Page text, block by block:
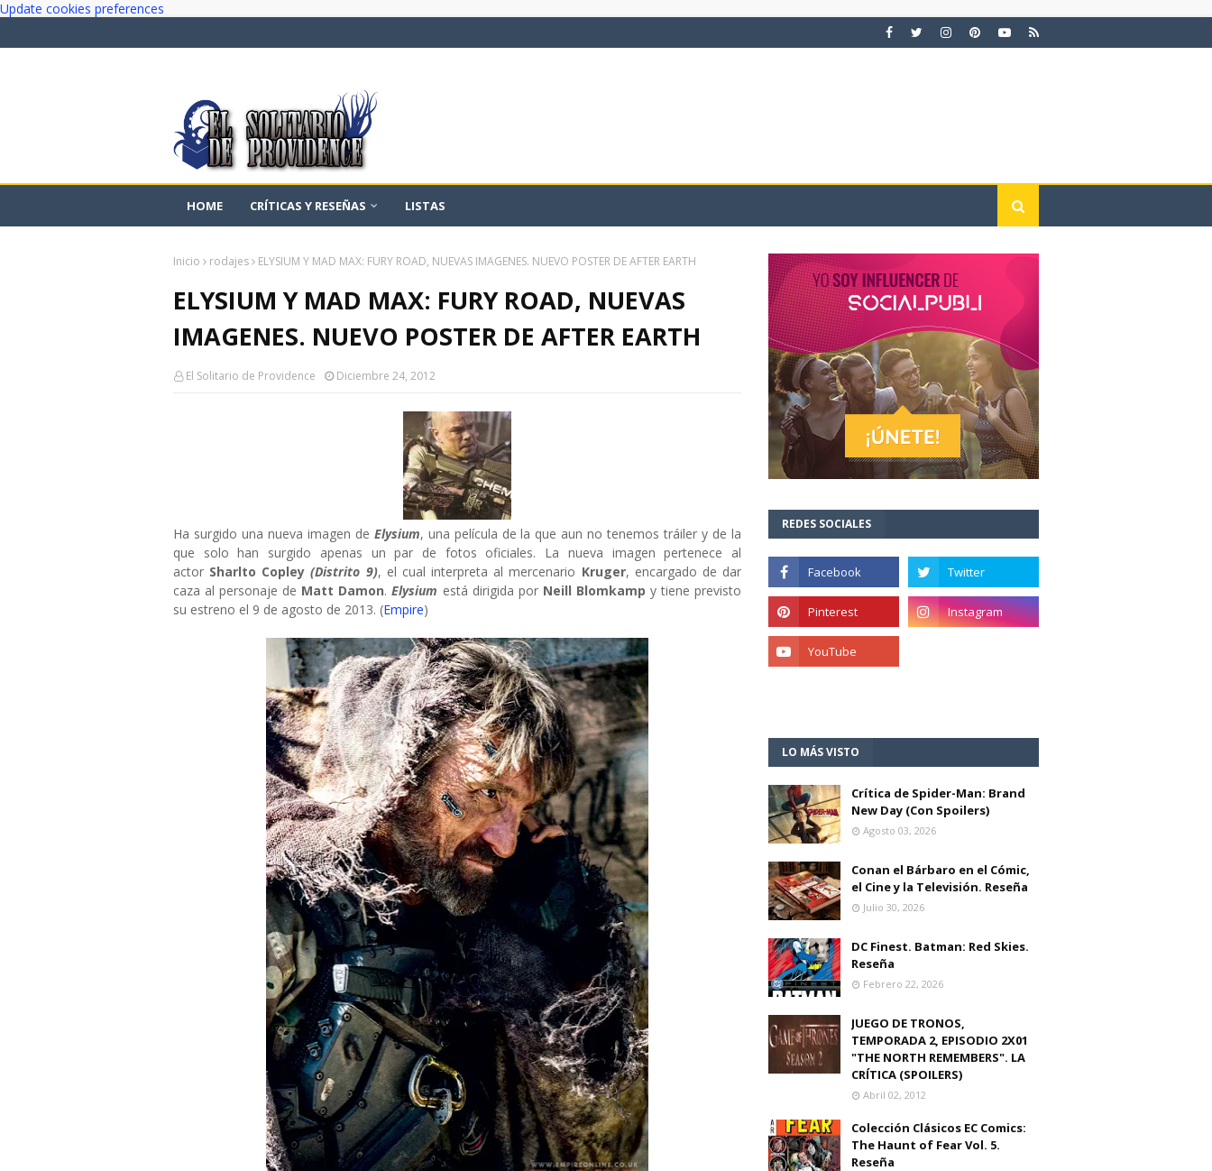
Update cookies preferences
HOME CRÍTICAS Y RESEÑAS LISTAS
Inicio rodajes ELYSIUM Y MAD MAX: FURY ROAD, NUEVAS IMAGENES. NUEVO POSTER DE AFTER EARTH
ELYSIUM Y MAD MAX: FURY ROAD, NUEVAS
IMAGENES. NUEVO POSTER DE AFTER EARTH
El Solitario de Providence Diciembre 24, 2012
Ha surgido una nueva imagen de Elysium, una película de la que aun no tenemos tráiler y de la
que solo han surgido apenas un par de fotos oficiales. La nueva imagen pertenece al
actor Sharlto Copley(Distrito 9), el cual interpreta al mercenario Kruger, encargado de dar
caza al personaje de Matt Damon.Elysium está dirigida por Neill Blomkamp y tiene previsto
su estreno el 9 de agosto de 2013. (Empire)
REDES SOCIALES
LO MÁS VISTO
Crítica de Spider-Man: Brand
New Day (Con Spoilers)
Agosto 03, 2026
Conan el Bárbaro en el Cómic,
el Cine y la Televisión. Reseña
Julio 30, 2026
DC Finest. Batman: Red Skies.
Reseña
Febrero 22, 2026
JUEGO DE TRONOS,
TEMPORADA 2, EPISODIO 2X01
"THE NORTH REMEMBERS". LA
CRÍTICA (SPOILERS)
Abril 02, 2012
Colección Clásicos EC Comics:
The Haunt of Fear Vol. 5.
Reseña